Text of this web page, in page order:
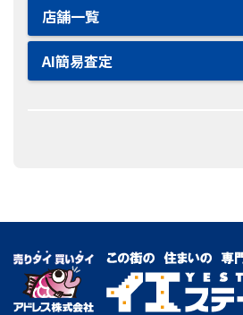
店舗一覧
AI簡易査定